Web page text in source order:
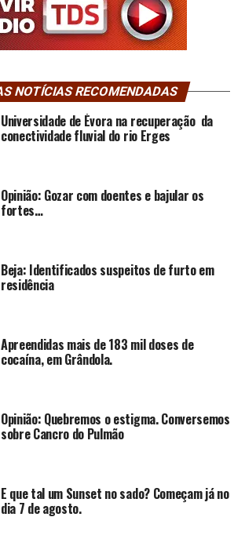
NOTÍCIAS RECOMENDADAS
Universidade de Évora na recuperação da
conectividade fluvial do rio Erges
Opinião: Gozar com doentes e bajular os
fortes…
Beja: Identificados suspeitos de furto em
residência
Apreendidas mais de 183 mil doses de
cocaína, em Grândola.
Opinião: Quebremos o estigma. Conversemos
sobre Cancro do Pulmão
E que tal um Sunset no sado? Começam já no
dia 7 de agosto.